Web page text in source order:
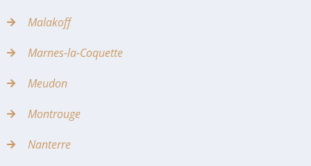
Malakoff
Marnes-la-Coquette
Meudon
Montrouge
Nanterre